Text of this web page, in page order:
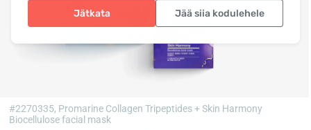
Jätkata Jää siia kodulehele
#2270335, Promarine Collagen Tripeptides + Skin Harmony
Biocellulose facial mask